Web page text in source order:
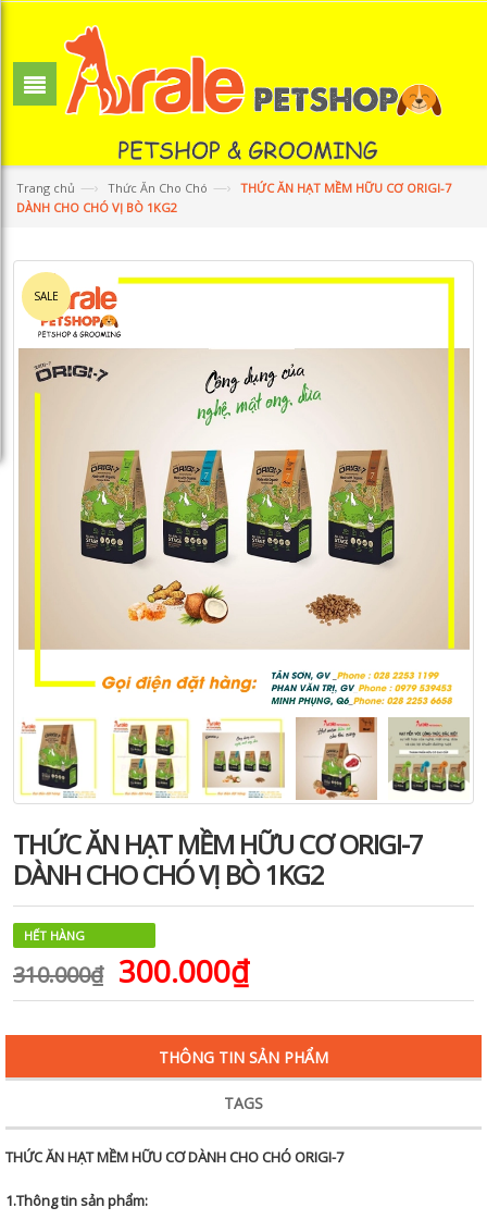
Trang chủ —› Thức Ăn Cho Chó —› THỨC ĂN HẠT MỀM HỮU CƠ ORIGI-7
DÀNH CHO CHÓ VỊ BÒ 1KG2
SALE
THỨC ĂN HẠT MỀM HỮU CƠ ORIGI-7
DÀNH CHO CHÓ VỊ BÒ 1KG2
HẾT HÀNG
310.000₫ 300.000₫
THÔNG TIN SẢN PHẨM
TAGS
THỨC ĂN HẠT MỀM HỮU CƠ DÀNH CHO CHÓ ORIGI-7
1.Thông tin sản phẩm: